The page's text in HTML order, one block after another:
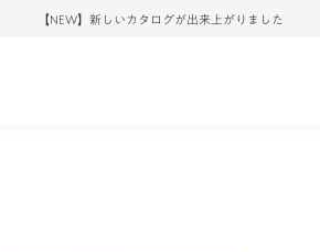
ご自宅から、LINEで家具選び。リモートショッピング受付中